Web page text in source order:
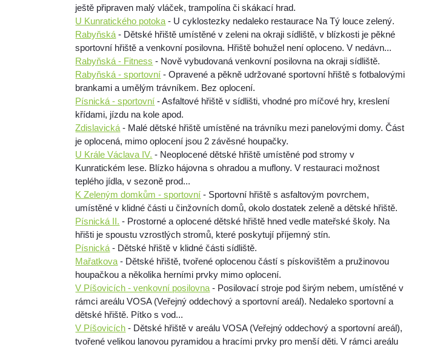
ještě připraven malý vláček, trampolína či skákací hrad.
U Kunratického potoka - U cyklostezky nedaleko restaurace Na Tý louce zelený.
Rabyňská - Dětské hřiště umístěné v zeleni na okraji sídliště, v blízkosti je pěkné
sportovní hřiště a venkovní posilovna. Hřiště bohužel není oploceno. V nedávn...
Rabyňská - Fitness - Nově vybudovaná venkovní posilovna na okraji sídliště.
Rabyňská - sportovní - Opravené a pěkně udržované sportovní hřiště s fotbalovými
brankami a umělým trávníkem. Bez oplocení.
Písnická - sportovní - Asfaltové hřiště v sídlišti, vhodné pro míčové hry, kreslení
křídami, jízdu na kole apod.
Zdislavická - Malé dětské hřiště umístěné na trávníku mezi panelovými domy. Část
je oplocená, mimo oplocení jsou 2 závěsné houpačky.
U Krále Václava IV. - Neoplocené dětské hřiště umístěné pod stromy v
Kunratickém lese. Blízko hájovna s ohradou a muflony. V restauraci možnost
teplého jídla, v sezoně prod...
K Zeleným domkům - sportovní - Sportovní hřiště s asfaltovým povrchem,
umístěné v klidné části u činžovních domů, okolo dostatek zeleně a dětské hřiště.
Písnická II. - Prostorné a oplocené dětské hřiště hned vedle mateřské školy. Na
hřišti je spoustu vzrostlých stromů, které poskytují příjemný stín.
Písnická - Dětské hřiště v klidné části sídliště.
Mařatkova - Dětské hřiště, tvořené oplocenou částí s pískovištěm a pružinovou
houpačkou a několika herními prvky mimo oplocení.
V Píšovicích - venkovní posilovna - Posilovací stroje pod širým nebem, umístěné v
rámci areálu VOSA (Veřejný oddechový a sportovní areál). Nedaleko sportovní a
dětské hřiště. Pítko s vod...
V Píšovicích - Dětské hřiště v areálu VOSA (Veřejný oddechový a sportovní areál),
tvořené velikou lanovou pyramidou a hracími prvky pro menší děti. V rámci areálu